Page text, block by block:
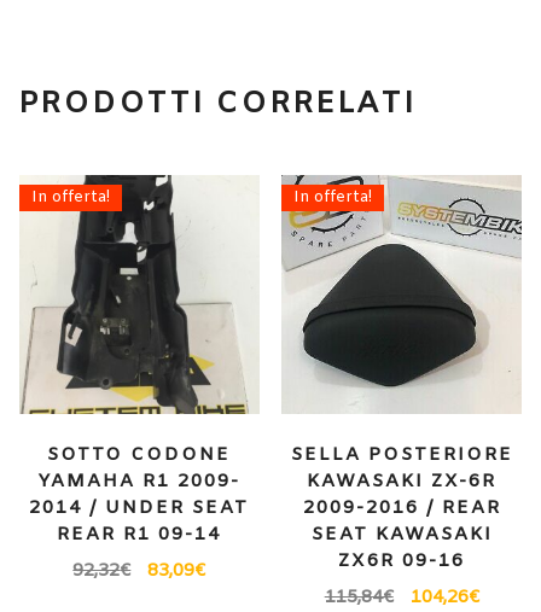
PRODOTTI CORRELATI
In offerta!
SOTTO CODONE
YAMAHA R1 2009-
2014 / UNDER SEAT
REAR R1 09-14
92,32€ 83,09€
In offerta!
SELLA POSTERIORE
KAWASAKI ZX-6R
2009-2016 / REAR
SEAT KAWASAKI
ZX6R 09-16
115,84€ 104,26€